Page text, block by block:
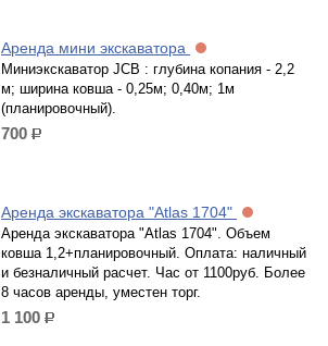
Аренда мини экскаватора
Миниэкскаватор JCB : глубина копания - 2,2
м; ширина ковша - 0,25м; 0,40м; 1м
(планировочный).
700 р.
Аренда экскаватора "Atlas 1704"
Аренда экскаватора "Atlas 1704". Объем
ковша 1,2+планировочный. Оплата: наличный
и безналичный расчет. Час от 1100руб. Более
8 часов аренды, уместен торг.
1 100 р.